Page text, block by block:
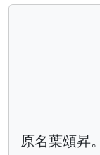
原名葉頌昇